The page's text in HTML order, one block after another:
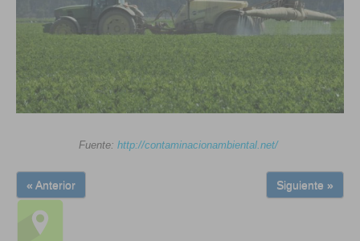
Fuente: http://contaminacionambiental.net/
« Anterior Siguiente »